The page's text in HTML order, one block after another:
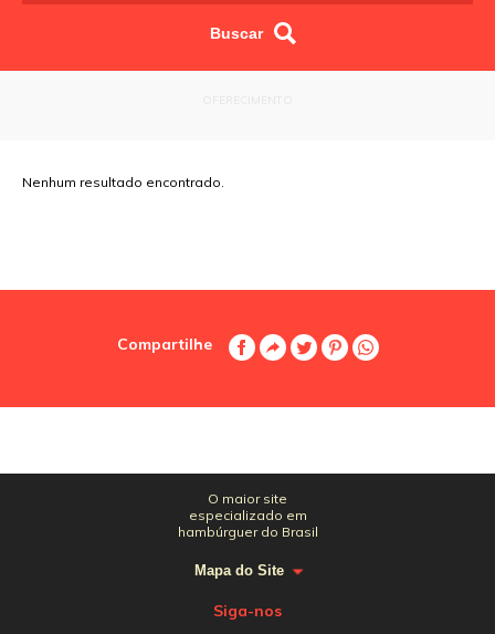
Nenhum resultado encontrado.
Compartilhe
O maior site
especializado em
hambúrguer do Brasil
Mapa do Site
Siga-nos